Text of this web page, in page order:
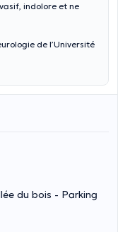
indolore et ne
l’Université
du bois - Parking